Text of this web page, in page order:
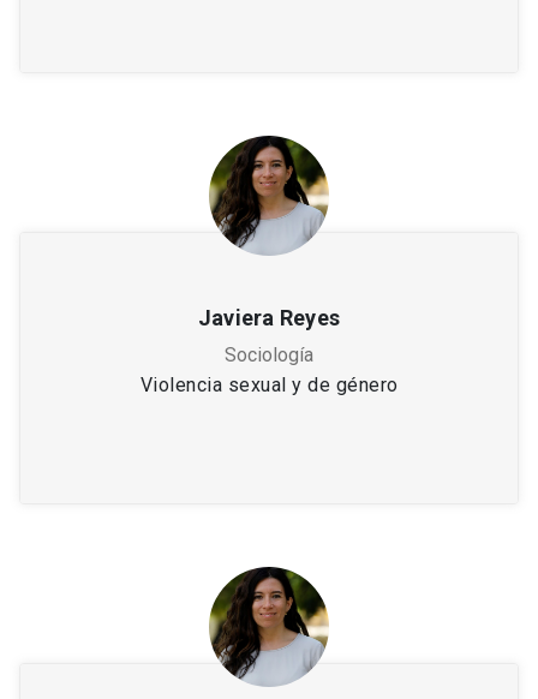
Javiera Reyes
Sociología
Violencia sexual y de género